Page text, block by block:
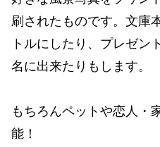
刷されたものです。文庫
トルにしたり、プレゼン
名に出来たりもします。
もちろんペットや恋人・
能！